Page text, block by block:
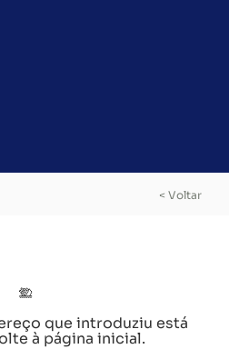
< Voltar
que introduziu está
à página inicial.